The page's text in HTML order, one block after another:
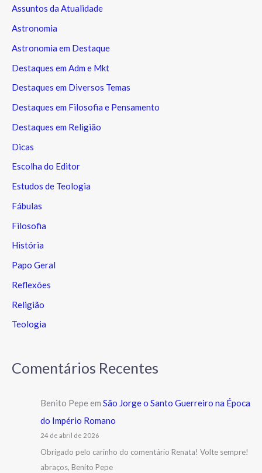
Assuntos da Atualidade
Astronomia
Astronomia em Destaque
Destaques em Adm e Mkt
Destaques em Diversos Temas
Destaques em Filosofia e Pensamento
Destaques em Religião
Dicas
Escolha do Editor
Estudos de Teologia
Fábulas
Filosofia
História
Papo Geral
Reflexões
Religião
Teologia
Comentários Recentes
Benito Pepe em São Jorge o Santo Guerreiro na Época
do Império Romano
24 de abril de 2026
Obrigado pelo carinho do comentário Renata! Volte sempre!
abraços, Benito Pepe